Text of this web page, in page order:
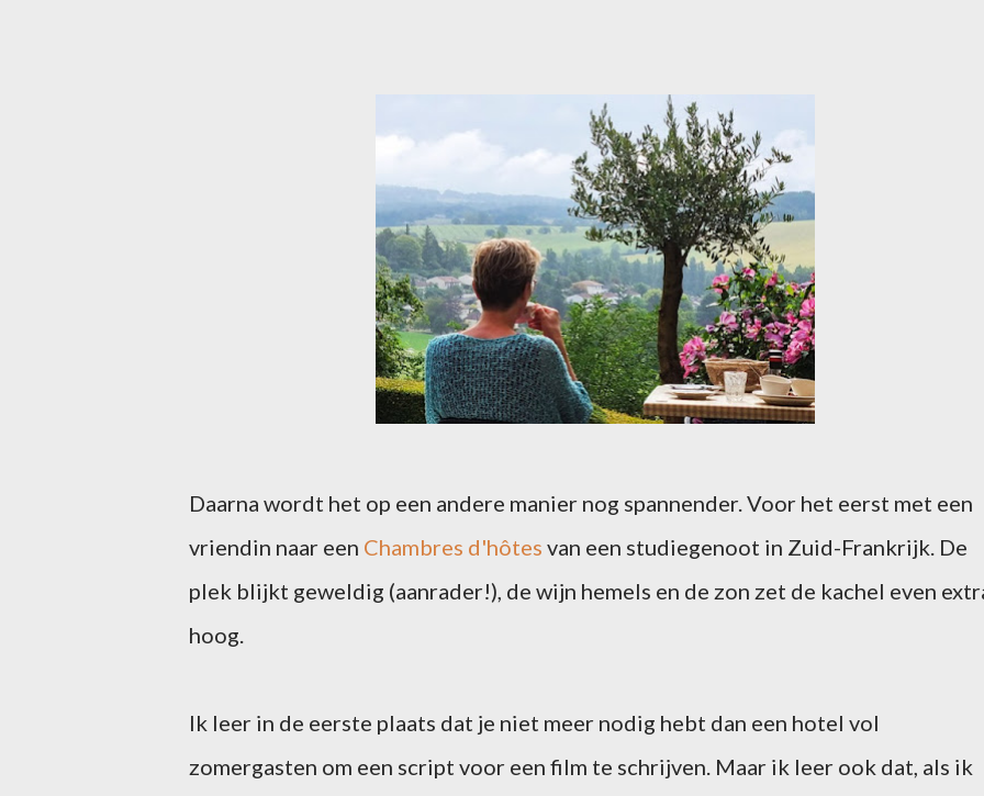
Daarna wordt het op een andere manier nog spannender. Voor het eerst met een
vriendin naar een Chambres d'hôtes van een studiegenoot in Zuid-Frankrijk. De
plek blijkt geweldig (aanrader!), de wijn hemels en de zon zet de kachel even
hoog.
Ik leer in de eerste plaats dat je niet meer nodig hebt dan een hotel vol
zomergasten om een script voor een film te schrijven. Maar ik leer ook dat, als ik